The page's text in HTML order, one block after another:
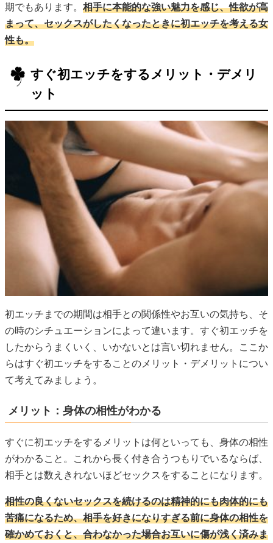
期でもあります。 相手に本能的な強い魅力を感じ、性欲が高
まって、セックスがしたくなったときに初エッチを考える女
性も。
すぐ初エッチをするメリット・デメリ
ット
初エッチまでの期間は相手との関係性やお互いの気持ち、そ
の時のシチュエーションによって違います。すぐ初エッチを
したからうまくいく、いかないとは言い切れません。ここか
らはすぐ初エッチをすることのメリット・デメリットについ
て考えてみましょう。
メリット：身体の相性がわかる
すぐに初エッチをするメリットは何といっても、身体の相性
がわかること。これから長く付き合うつもりでいるならば、
相手とは数えきれないほどセックスをすることになります。
相性の良くないセックスを続けるのは精神的にも肉体的にも
苦痛になるため、相手を好きになりすぎる前に身体の相性を
確かめておくと、合わなかった場合お互いに傷が浅く済みま